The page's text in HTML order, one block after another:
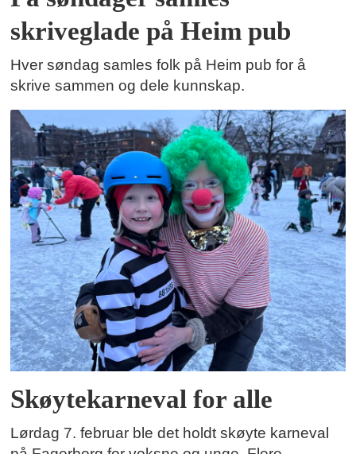
skriveglade på Heim pub
Hver søndag samles folk på Heim pub for å
skrive sammen og dele kunnskap.
Skøytekarneval for alle
Lørdag 7. februar ble det holdt skøyte karneval